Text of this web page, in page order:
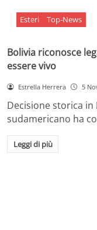
Esteri Top-News
Bolivia riconosce
essere vivo
Estrella Herrera 5
Decisione storica
sudamericano ha
Leggi di più